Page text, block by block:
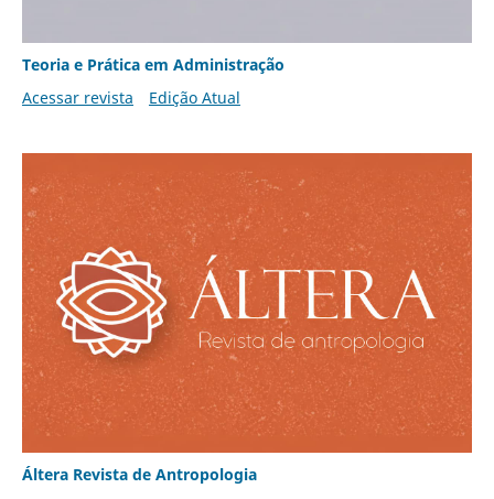
Teoria e Prática em Administração
Acessar revista
Edição Atual
Áltera Revista de Antropologia